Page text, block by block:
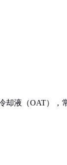
却液（OAT），